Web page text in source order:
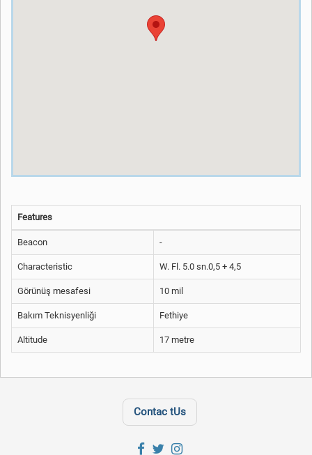
Features
Beacon -
Characteristic W. Fl. 5.0 sn.0,5 + 4,5
Görünüş mesafesi 10 mil
Bakım Teknisyenliği Fethiye
Altitude 17 metre
Contac tUs